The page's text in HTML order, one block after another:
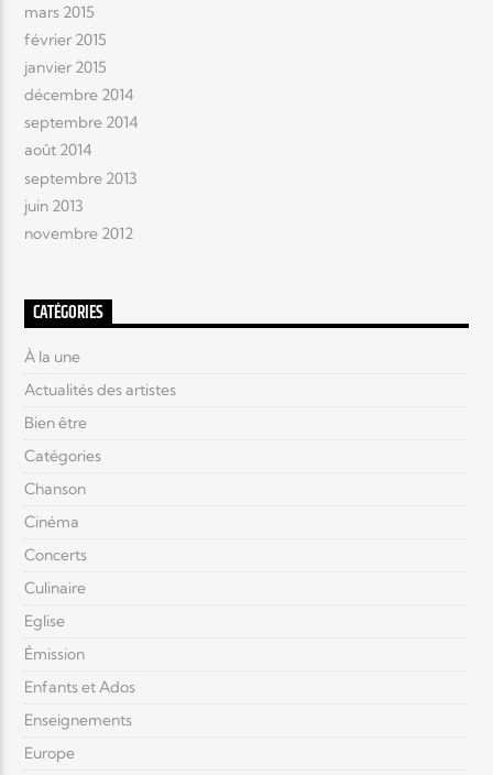
mars 2015
février 2015
janvier 2015
décembre 2014
septembre 2014
août 2014
septembre 2013
juin 2013
novembre 2012
CATÉGORIES
À la une
Actualités des artistes
Bien être
Catégories
Chanson
Cinéma
Concerts
Culinaire
Eglise
Émission
Enfants et Ados
Enseignements
Europe